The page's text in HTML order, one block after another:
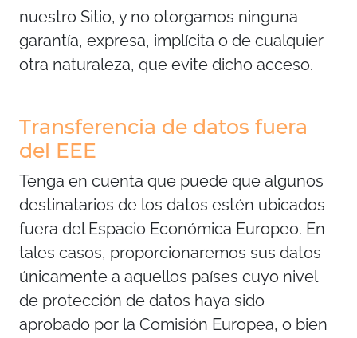
nuestro Sitio, y no otorgamos ninguna
garantía, expresa, implícita o de cualquier
otra naturaleza, que evite dicho acceso.
Transferencia de datos fuera
del EEE
Tenga en cuenta que puede que algunos
destinatarios de los datos estén ubicados
fuera del Espacio Económica Europeo. En
tales casos, proporcionaremos sus datos
únicamente a aquellos países cuyo nivel
de protección de datos haya sido
aprobado por la Comisión Europea, o bien